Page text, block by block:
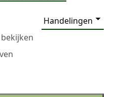
Handelingen